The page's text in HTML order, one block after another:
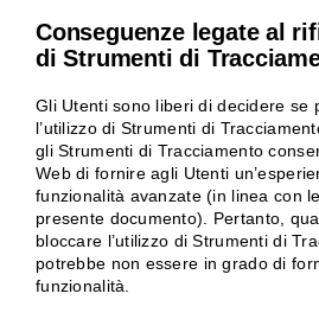
Conseguenze legate al
di Strumenti di
Gli Utenti sono liberi di decidere se
l’utilizzo di Strumenti di
gli Strumenti di Tracciamento
Web di fornire agli Utenti
funzionalità avanzate (in linea con
presente documento). Pertanto,
bloccare l’utilizzo di Strumenti di
potrebbe non essere in grado di
funzionalità.